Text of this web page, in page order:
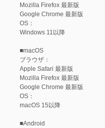
Mozilla Firefox 最新版
Google Chrome 最新版
OS：
Windows 11以降
■macOS
ブラウザ：
Apple Safari 最新版
Mozilla Firefox 最新版
Google Chrome 最新版
OS：
macOS 15以降
■Android